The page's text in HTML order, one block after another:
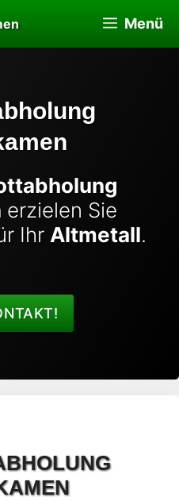
Menü
erzielen Sie
Ihr Altmetall.